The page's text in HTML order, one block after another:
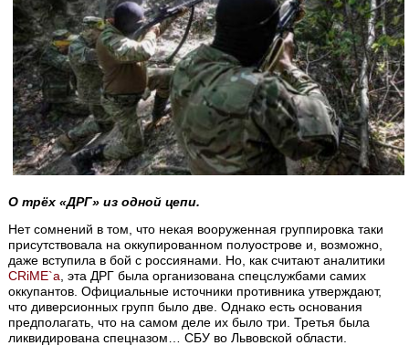
О трёх «ДРГ» из одной цепи.
Нет сомнений в том, что некая вооруженная группировка таки
присутствовала на оккупированном полуострове и, возможно,
даже вступила в бой с россиянами. Но, как считают аналитики
CRiME`а , эта ДРГ была организована спецслужбами самих
оккупантов. Официальные источники противника утверждают,
что диверсионных групп было две. Однако есть основания
предполагать, что на самом деле их было три. Третья была
ликвидирована спецназом… СБУ во Львовской области.